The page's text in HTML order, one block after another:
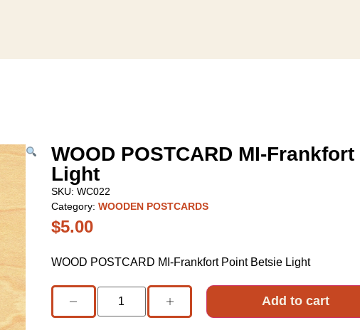
WOOD POSTCARD MI-
Light
SKU: WC022
Category: WOODEN POSTCARDS
$5.00
WOOD POSTCARD MI-Frankfort Point Betsie Light
Add to cart